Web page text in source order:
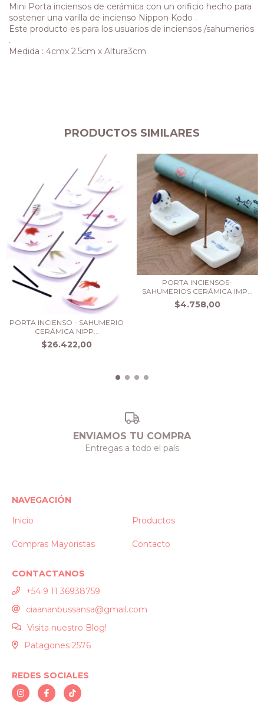
Mini Porta inciensos de cerámica con un orificio hecho para
sostener una varilla de incienso Nippon Kodo .
Este producto es para los usuarios de inciensos /sahumerios
.
Medida : 4cmx 2.5cm x Altura3cm
PRODUCTOS SIMILARES
PORTA INCIENSO - SAHUMERIO
CERÁMICA NIPP...
$26.422,00
PORTA INCIENSOS-
SAHUMERIOS CERÁMICA IMP...
$4.758,00
ENVIAMOS TU COMPRA
Entregas a todo el país
NAVEGACIÓN
Inicio
Productos
Compras Mayoristas Contacto
CONTACTANOS
+54 9 11 36938759
ciaananbussansa@gmail.com
Visita nuestro Blog!
Patagones 2576
REDES SOCIALES